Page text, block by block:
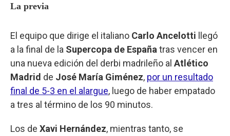
La previa
El equipo que dirige el italiano Carlo Ancelotti llegó
a la final de la Supercopa de España tras vencer en
una nueva edición del derbi madrileño al Atlético
Madrid de José María Giménez, por un resultado
final de 5-3 en el alargue, luego de haber empatado
a tres al término de los 90 minutos.
Los de Xavi Hernández, mientras tanto, se